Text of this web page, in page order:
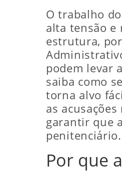
O trabalho
alta tensão e
estrutura,
podem levar
saiba como
torna alvo
as
garantir que
penitenciário.
Por que